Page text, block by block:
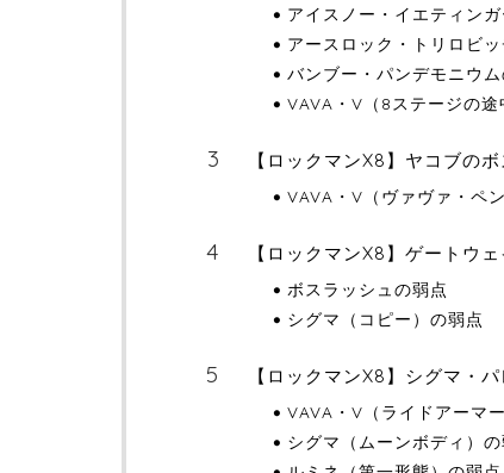
アイスノー・イエティン
アースロック・トリロビ
バンブー・パンデモニウム
VAVA・V（8ステージの途
【ロックマンX8】ヤコブの
VAVA・V（ヴァヴァ・ペ
【ロックマンX8】ゲートウ
ボスラッシュの弱点
シグマ（コピー）の弱点
【ロックマンX8】シグマ・
VAVA・V（ライドアーマ
シグマ（ムーンボディ）の